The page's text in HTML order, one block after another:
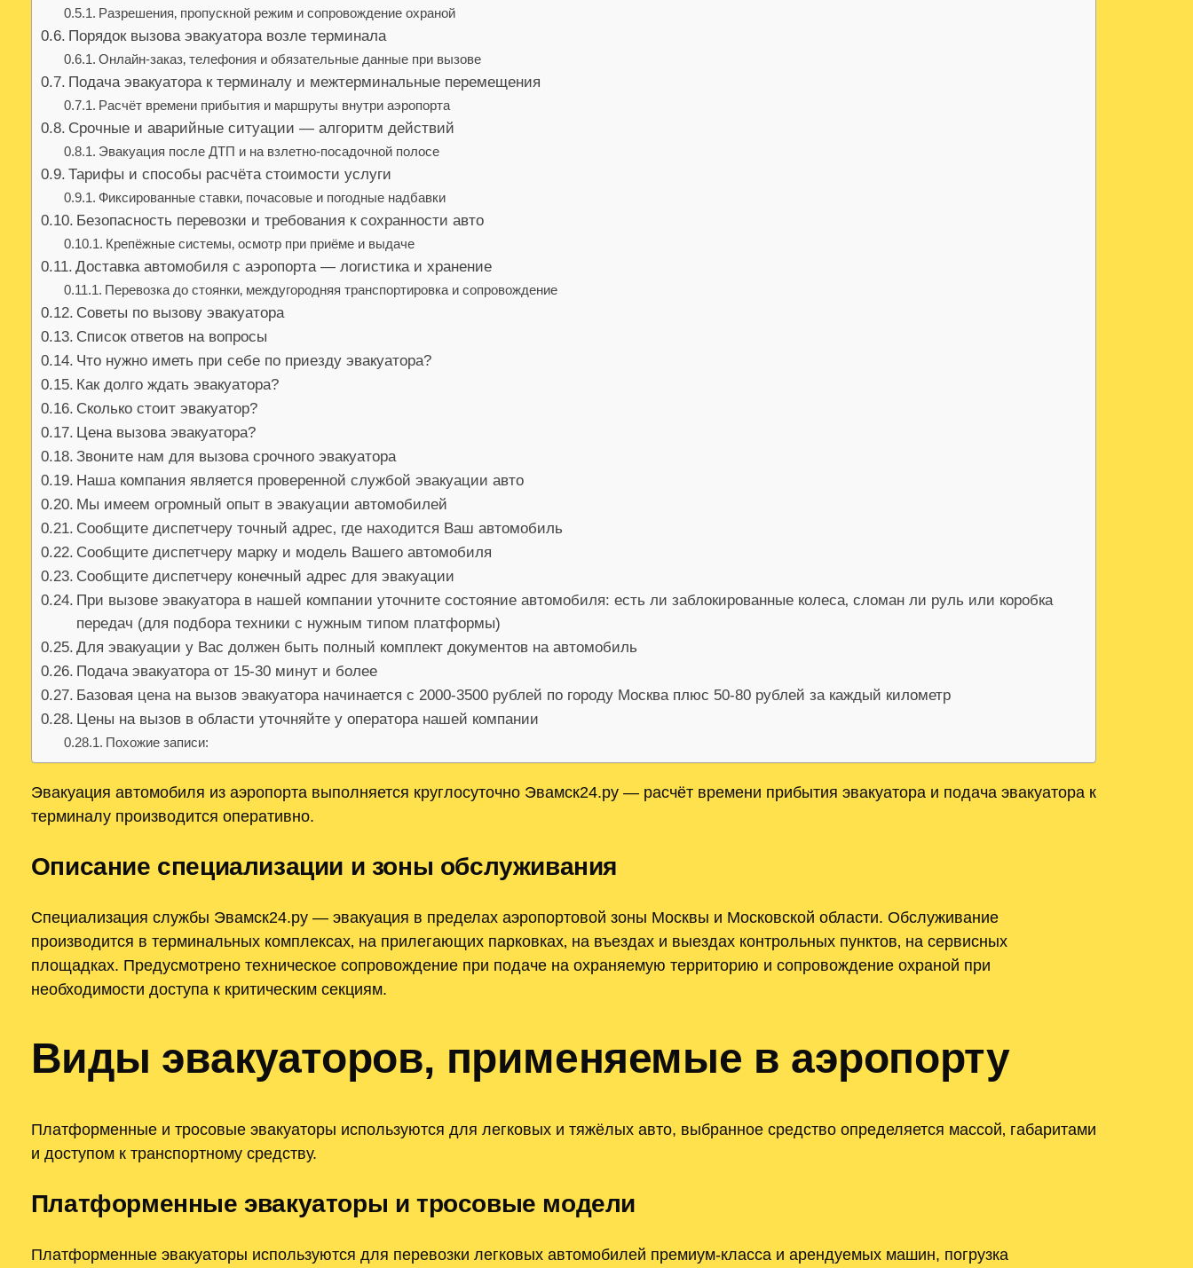
Разрешения‚ пропускной режим и сопровождение охраной
Порядок вызова эвакуатора возле терминала
Онлайн-заказ‚ телефония и обязательные данные при вызове
Подача эвакуатора к терминалу и межтерминальные перемещения
Расчёт времени прибытия и маршруты внутри аэропорта
Срочные и аварийные ситуации — алгоритм действий
Эвакуация после ДТП и на взлетно-посадочной полосе
Тарифы и способы расчёта стоимости услуги
Фиксированные ставки‚ почасовые и погодные надбавки
Безопасность перевозки и требования к сохранности авто
Крепёжные системы‚ осмотр при приёме и выдаче
Доставка автомобиля с аэропорта — логистика и хранение
Перевозка до стоянки‚ междугородняя транспортировка и сопровождение
Советы по вызову эвакуатора
Список ответов на вопросы
Что нужно иметь при себе по приезду эвакуатора?
Как долго ждать эвакуатора?
Сколько стоит эвакуатор?
Цена вызова эвакуатора?
Звоните нам для вызова срочного эвакуатора
Наша компания является проверенной службой эвакуации авто
Мы имеем огромный опыт в эвакуации автомобилей
Сообщите диспетчеру точный адрес‚ где находится Ваш автомобиль
Сообщите диспетчеру марку и модель Вашего автомобиля
Сообщите диспетчеру конечный адрес для эвакуации
При вызове эвакуатора в нашей компании уточните состояние автомобиля: есть ли заблокированные колеса‚ сломан ли руль или коробка
передач (для подбора техники с нужным типом платформы)
Для эвакуации у Вас должен быть полный комплект документов на автомобиль
Подача эвакуатора от 15-30 минут и более
Базовая цена на вызов эвакуатора начинается с 2000-3500 рублей по городу Москва плюс 50-80 рублей за каждый километр
Цены на вызов в области уточняйте у оператора нашей компании
Похожие записи:
Эвакуация автомобиля из аэропорта выполняется круглосуточно Эвамск24.ру — расчёт времени прибытия эвакуатора и подача эвакуатора к
терминалу производится оперативно.
Описание специализации и зоны обслуживания
Специализация службы Эвамск24.ру — эвакуация в пределах аэропортовой зоны Москвы и Московской области. Обслуживание
производится в терминальных комплексах‚ на прилегающих парковках‚ на въездах и выездах контрольных пунктов‚ на сервисных
площадках. Предусмотрено техническое сопровождение при подаче на охраняемую территорию и сопровождение охраной при
необходимости доступа к критическим секциям.
Виды эвакуаторов‚ применяемые в аэропорту
Платформенные и тросовые эвакуаторы используются для легковых и тяжёлых авто, выбранное средство определяется массой‚ габаритами
и доступом к транспортному средству.
Платформенные эвакуаторы и тросовые модели
Платформенные эвакуаторы используются для перевозки легковых автомобилей премиум-класса и арендуемых машин, погрузка